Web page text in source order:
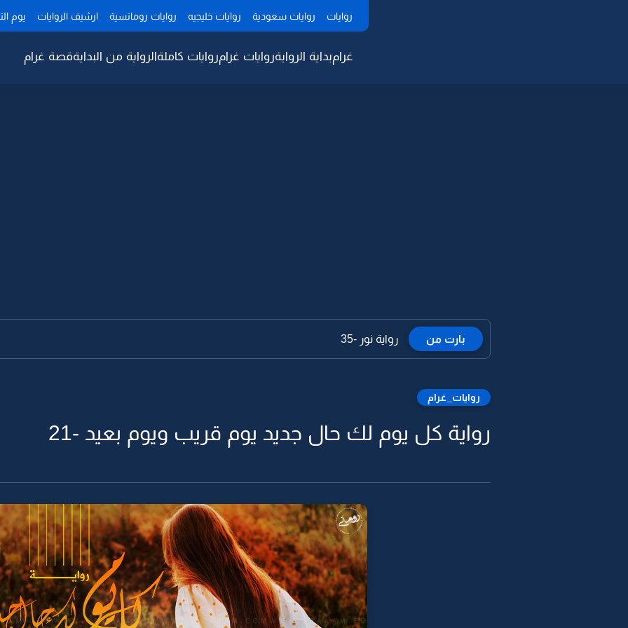
روايات روايات سعودية روايات خليجيه روايات رومانسية ارشيف الروايات يوم
غرامبداية الروايةروايات غرامروايات كاملةالرواية من البدايةقصة غرام
بارت من رواية نور -35
روايات_غرام
رواية كل يوم لك حال جديد يوم قريب ويوم بعيد -21